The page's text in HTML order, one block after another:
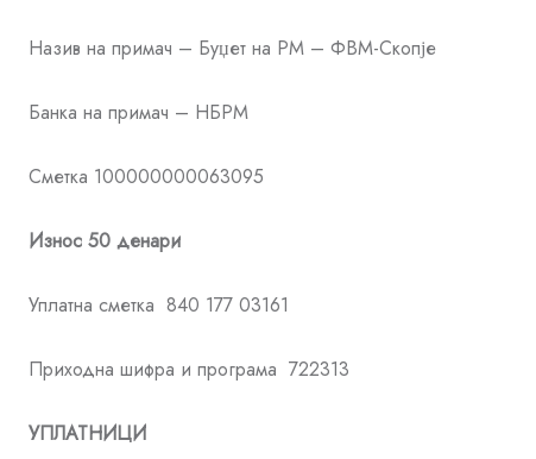
Назив на примач – Буџет на РМ – ФВМ-Скопје
Банка на примач – НБРМ
Сметка 100000000063095
Износ 50 денари
Уплатна сметка 840 177 03161
Приходна шифра и програма 722313
УПЛАТНИЦИ